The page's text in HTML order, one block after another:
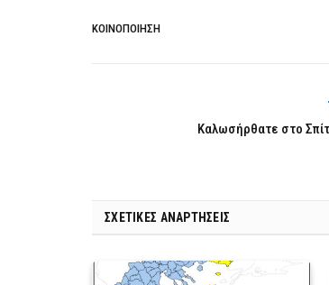
ΚΟΙΝΟΠΟΊΗΣΗ
Καλωσήρθατε στο
ΣΧΕΤΙΚΈΣ ΑΝΑΡΤΉΣΕΙΣ